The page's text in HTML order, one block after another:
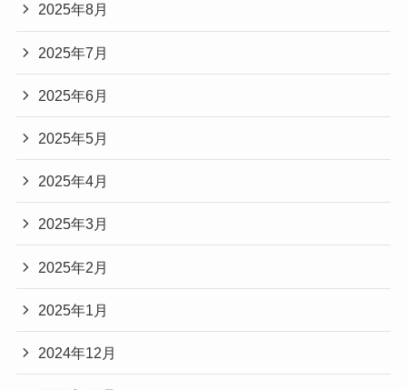
2025年8月
2025年7月
2025年6月
2025年5月
2025年4月
2025年3月
2025年2月
2025年1月
2024年12月